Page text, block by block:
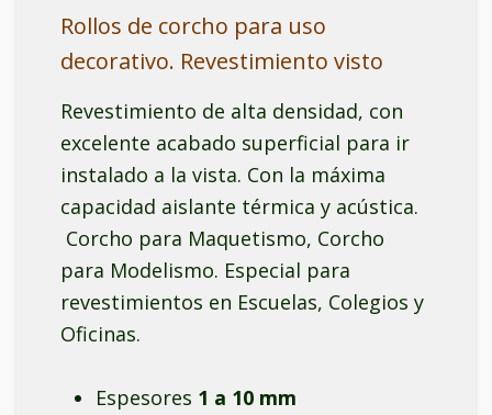
Rollos de corcho para uso
decorativo. Revestimiento visto
Revestimiento de alta densidad, con
excelente acabado superficial para ir
instalado a la vista. Con la máxima
capacidad aislante térmica y acústica.
Corcho para Maquetismo, Corcho
para Modelismo. Especial para
revestimientos en Escuelas, Colegios y
Oficinas.
Espesores 1 a 10 mm